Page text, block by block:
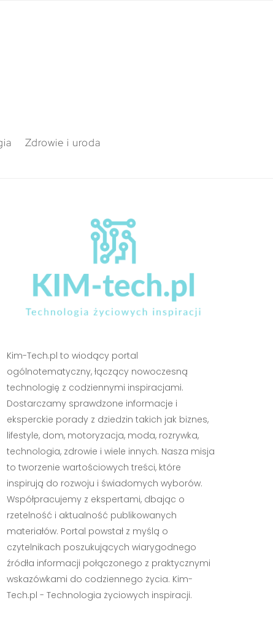
Zdrowie i uroda
Kim-Tech.pl to wiodący portal
ogólnotematyczny, łączący nowoczesną
technologię z codziennymi inspiracjami.
Dostarczamy sprawdzone informacje i
eksperckie porady z dziedzin takich jak biznes,
lifestyle, dom, motoryzacja, moda, rozrywka,
technologia, zdrowie i wiele innych. Nasza misja
to tworzenie wartościowych treści, które
inspirują do rozwoju i świadomych wyborów.
Współpracujemy z ekspertami, dbając o
rzetelność i aktualność publikowanych
materiałów. Portal powstał z myślą o
czytelnikach poszukujących wiarygodnego
źródła informacji połączonego z praktycznymi
wskazówkami do codziennego życia. Kim-
Tech.pl - Technologia życiowych inspiracji.